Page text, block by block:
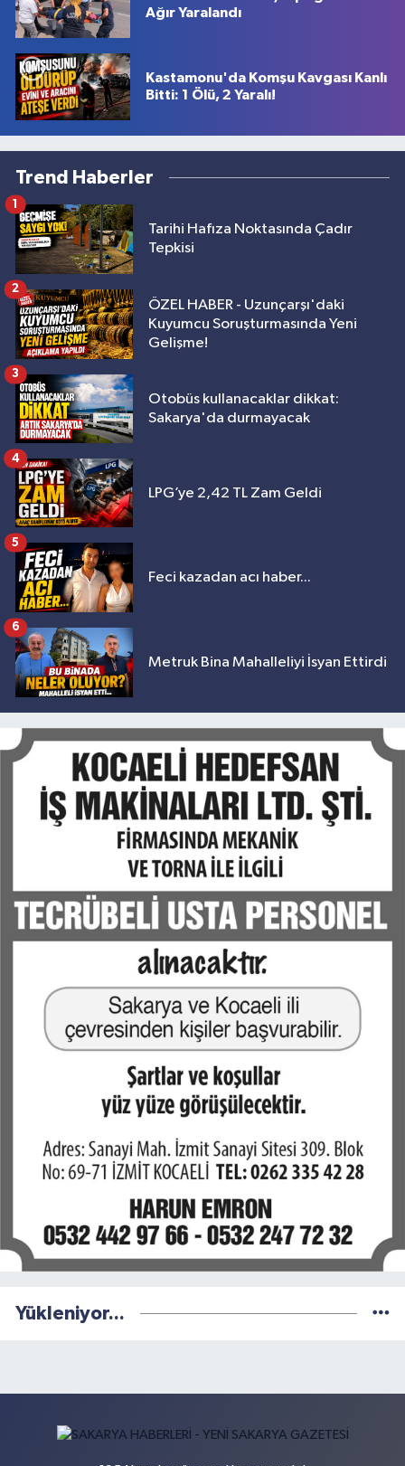
Ağır Yaralandı
Kastamonu'da Komşu Kavgası Kanlı
Bitti: 1 Ölü, 2 Yaralı!
Trend Haberler
Tarihi Hafıza Noktasında Çadır
Tepkisi
1
ÖZEL HABER - Uzunçarşı'daki
Kuyumcu Soruşturmasında Yeni
Gelişme!
2
Otobüs kullanacaklar dikkat:
Sakarya'da durmayacak
3
LPG’ye 2,42 TL Zam Geldi
4
Feci kazadan acı haber...
5
Metruk Bina Mahalleliyi İsyan Ettirdi
6
Yükleniyor...